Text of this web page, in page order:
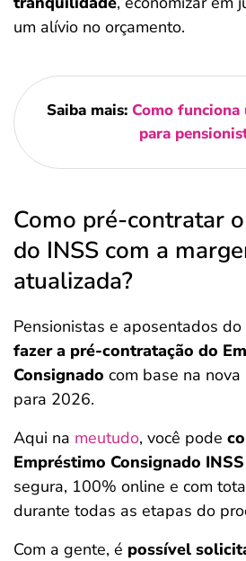
um alívio no orçamento.
Saiba mais: Como
para
Como pré-contratar
do INSS com a
atualizada?
Pensionistas e aposentados do
fazer a pré-contratação do
Consignado com base na
para 2026.
Aqui na meutudo, você pode
Empréstimo Consignado
segura, 100% online e com
durante todas as etapas do
Com a gente, é possível